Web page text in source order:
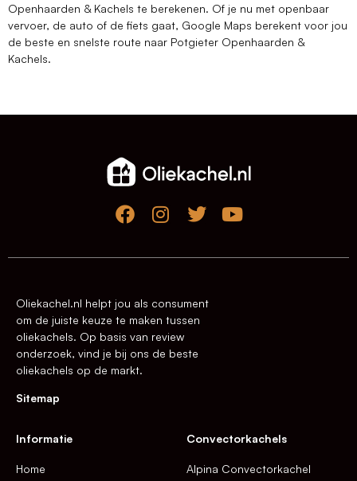
Openhaarden & Kachels te berekenen. Of je nu met openbaar
vervoer, de auto of de fiets gaat, Google Maps berekent voor jou
de beste en snelste route naar Potgieter Openhaarden &
Kachels.
Oliekachel.nl helpt jou als consument
om de juiste keuze te maken tussen
oliekachels. Op basis van review
onderzoek, vind je bij ons de beste
oliekachels op de markt.
Sitemap
Informatie
Home
Convectorkachels
Alpina Convectorkachel